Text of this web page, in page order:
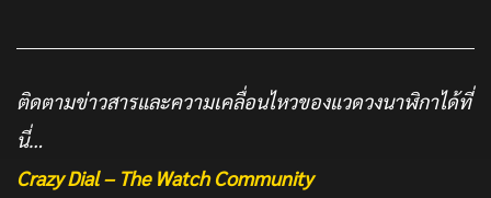
ติดตามข่าวสารและความเคลื่อนไหวของแวดวงนาฬิกาได้ที่
นี่…
Crazy Dial – The Watch Community